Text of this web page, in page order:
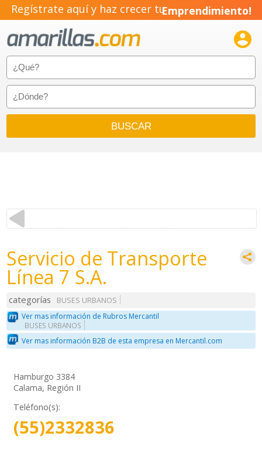
Regístrate aquí y haz crecer tuEmprendimiento!

Servicio de Transporte
Línea 7 S.A.
categorías
BUSES URBANOS
Ver mas información de Rubros Mercantil
BUSES URBANOS
Ver mas información B2B de esta empresa en Mercantil.com
Hamburgo 3384
Calama, Región II
Teléfono(s):
(55)2332836